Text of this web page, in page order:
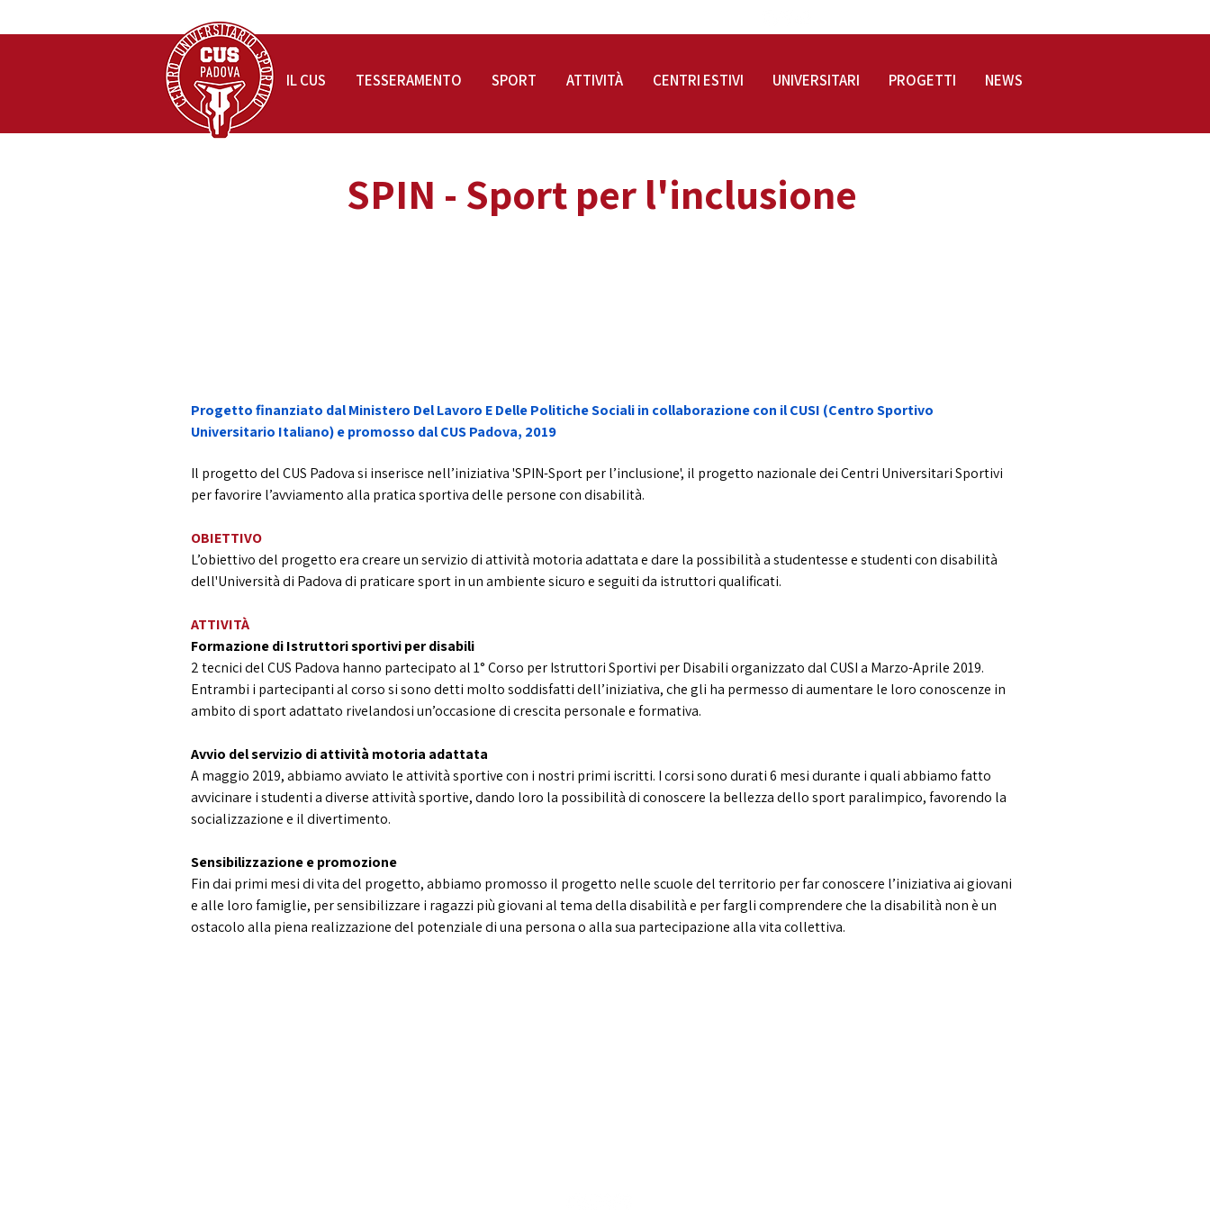
SPIN - Sport per l'inclusione
Progetto finanziato dal Ministero Del Lavoro E Delle Politiche Sociali in collaborazione con il CUSI (Centro Sportivo
Universitario Italiano) e promosso dal CUS Padova, 2019
Il progetto del CUS Padova si inserisce nell’iniziativa 'SPIN-Sport per l’inclusione', il progetto nazionale dei Centri Universitari Sportivi
per favorire l’avviamento alla pratica sportiva delle persone con disabilità.
OBIETTIVO
L’obiettivo del progetto era creare un servizio di attività motoria adattata e dare la possibilità a studentesse e studenti con disabilità
dell'Università di Padova di praticare sport in un ambiente sicuro e seguiti da istruttori qualificati.
ATTIVITÀ
Formazione di Istruttori sportivi per disabili
2 tecnici del CUS Padova hanno partecipato al 1° Corso per Istruttori Sportivi per Disabili organizzato dal CUSI a Marzo-Aprile 2019.
Entrambi i partecipanti al corso si sono detti molto soddisfatti dell’iniziativa, che gli ha permesso di aumentare le loro conoscenze in
ambito di sport adattato rivelandosi un’occasione di crescita personale e formativa.
Avvio del servizio di attività motoria adattata
A maggio 2019, abbiamo avviato le attività sportive con i nostri primi iscritti. I corsi sono durati 6 mesi durante i quali abbiamo fatto
avvicinare i studenti a diverse attività sportive, dando loro la possibilità di conoscere la bellezza dello sport paralimpico, favorendo la
socializzazione e il divertimento.
Sensibilizzazione e promozione
Fin dai primi mesi di vita del progetto, abbiamo promosso il progetto nelle scuole del territorio per far conoscere l’iniziativa ai giovani
e alle loro famiglie, per sensibilizzare i ragazzi più giovani al tema della disabilità e per fargli comprendere che la disabilità non è un
ostacolo alla piena realizzazione del potenziale di una persona o alla sua partecipazione alla vita collettiva.
IL CUS TESSERAMENTO SPORT ATTIVITÀ CENTRI ESTIVI UNIVERSITARI PROGETTI NEWS